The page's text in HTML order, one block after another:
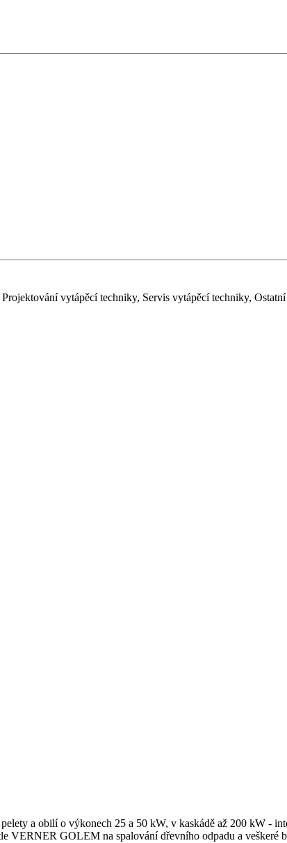
vytápěcí techniky, Servis vytápěcí techniky, Ostatní
a obilí o výkonech 25 a 50 kW, v kaskádě až 200 kW -
VERNER GOLEM na spalování dřevního odpadu a veškeré